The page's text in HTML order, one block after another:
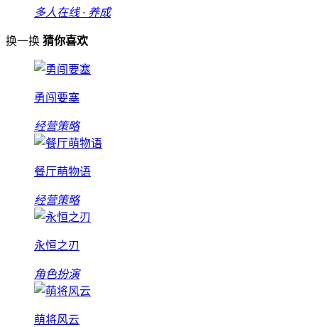
多人在线 · 养成
换一换 猜你喜欢
勇闯要塞
经营策略
餐厅萌物语
经营策略
永恒之刃
角色扮演
萌将风云